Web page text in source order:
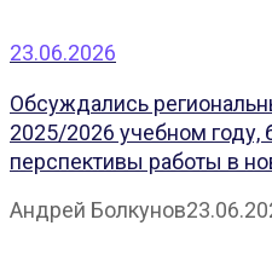
23.06.2026
Обсуждались
2025/2026 учебном
перспективы работы в
Андрей Болкунов